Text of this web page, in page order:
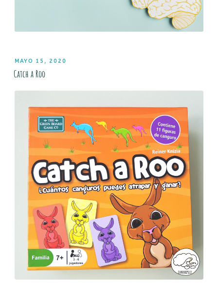
PUBLICADO
EL
MAYO 15, 2020
Catch a Roo